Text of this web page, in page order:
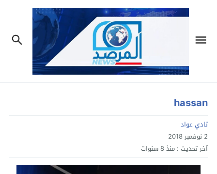
hassan
تادي عواد
2 نوفمبر 2018
آخر تحديث : منذ 8 سنوات